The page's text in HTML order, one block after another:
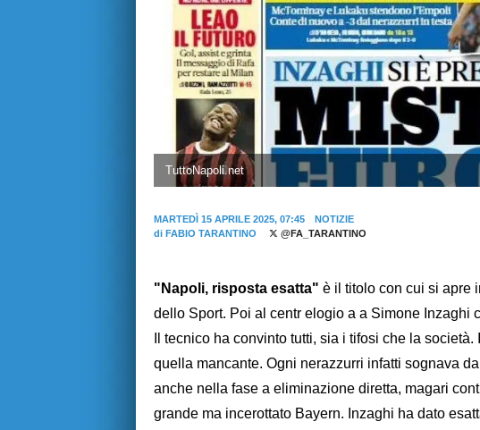
TuttoNapoli.net
MARTEDÌ 15 APRILE 2025, 07:45
NOTIZIE
di FABIO TARANTINO @FA_TARANTINO
"Napoli, risposta esatta" è il titolo con cui si apre
dello Sport. Poi al centr elogio a a Simone Inzaghi
Il tecnico ha convinto tutti, sia i tifosi che la
quella mancante. Ogni nerazzurri infatti sognava
anche nella fase a eliminazione diretta, magari
grande ma incerottato Bayern. Inzaghi ha dato